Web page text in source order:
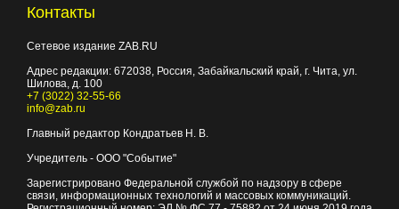
Контакты
Сетевое издание ZAB.RU
Адрес редакции: 672038, Россия, Забайкальский край, г. Чита, ул.
Шилова, д. 100
+7 (3022) 32-55-66
info@zab.ru
Главный редактор Кондратьев Н. В.
Учредитель - ООО "Событие"
Зарегистрировано Федеральной службой по надзору в сфере
связи, информационных технологий и массовых коммуникаций.